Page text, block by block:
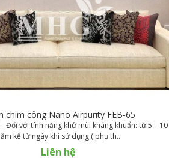
chim công Nano Airpurity FEB-65
- Đối với tính năng khử mùi kháng khuẩn: từ 5 – 10
kể từ ngày khi sử dụng ( phụ th..
Liên hệ